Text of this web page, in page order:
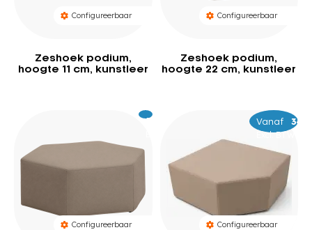
Configureerbaar
Zeshoek podium,
hoogte 11 cm, kunstleer
Configureerbaar
Zeshoek podium,
hoogte 22 cm, kunstleer
Configureerbaar
489
Excl.
Configureerbaar
Vanaf 389
Excl. BTW